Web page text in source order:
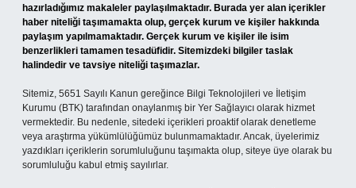
hazırladığımız makaleler paylaşılmaktadır. Burada yer alan içerikler
haber niteliği taşımamakta olup, gerçek kurum ve kişiler hakkında
paylaşım yapılmamaktadır. Gerçek kurum ve kişiler ile isim
benzerlikleri tamamen tesadüfidir. Sitemizdeki bilgiler taslak
halindedir ve tavsiye niteliği taşımazlar.
Sitemiz, 5651 Sayılı Kanun gereğince Bilgi Teknolojileri ve İletişim
Kurumu (BTK) tarafından onaylanmış bir Yer Sağlayıcı olarak hizmet
vermektedir. Bu nedenle, sitedeki içerikleri proaktif olarak denetleme
veya araştırma yükümlülüğümüz bulunmamaktadır. Ancak, üyelerimiz
yazdıkları içeriklerin sorumluluğunu taşımakta olup, siteye üye olarak bu
sorumluluğu kabul etmiş sayılırlar.